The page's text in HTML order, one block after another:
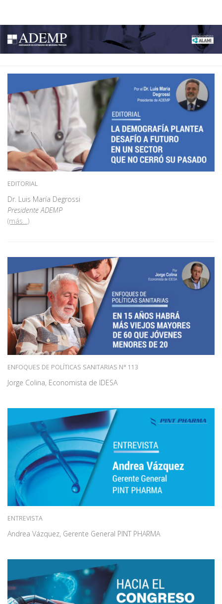
EDITORIAL
Dr. Luis María Degrossi
Presidente ADEMP
(más…)
ENFOQUES DE POLÍTICAS SANITARIAS N° 113
Jorge Colina, Economista de IDESA
ENTREVISTA
Andrea Vázquez, Gerente General PINT PHARMA